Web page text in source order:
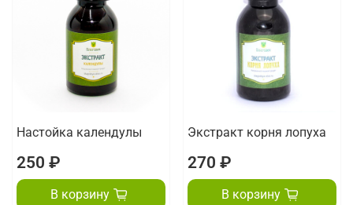
Настойка календулы
250 ₽
В корзину
Экстракт корня лопуха
270 ₽
В корзину